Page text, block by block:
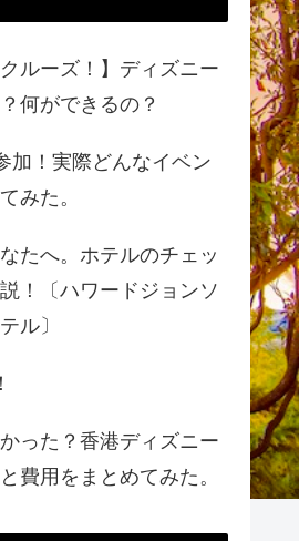
ルーズ！】ディズニー
何ができるの？
加！実際どんなイベン
みた。
たへ。ホテルのチェッ
！〔ハワードジョンソ
ル〕
った？香港ディズニー
費用をまとめてみた。